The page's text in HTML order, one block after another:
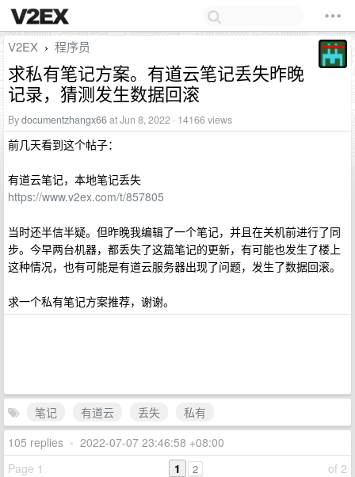
V2EX › 程序员
求私有笔记方案。有道云笔记丢失昨晚
记录，猜测发生数据回滚
Bydocumentzhangx66at Jun 8, 2022 · 14166 views
前几天看到这个帖子：
有道云笔记，本地笔记丢失
https://www.v2ex.com/t/857805
当时还半信半疑。但昨晚我编辑了一个笔记，并且在关机前进行了同
步。今早两台机器，都丢失了这篇笔记的更新，有可能也发生了楼上
这种情况，也有可能是有道云服务器出现了问题，发生了数据回滚。
求一个私有笔记方案推荐，谢谢。
笔记 有道云 丢失
私有
105 replies • 2022-07-07 23:46:58 +08:00
Page 1
of 2
1 2